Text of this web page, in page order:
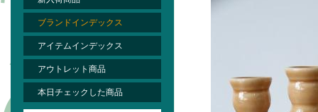
ブランドインデックス
アイテムインデックス
アウトレット商品
本日チェックした商品